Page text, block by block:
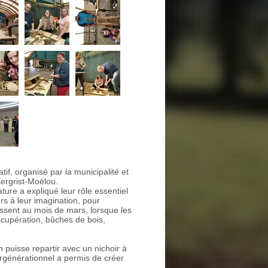
organisé par la municipalité et
Moëlou.
a expliqué leur rôle essentiel
à leur imagination, pour
au mois de mars, lorsque les
bûches de bois,
puisse repartir avec un nichoir à
a permis de créer